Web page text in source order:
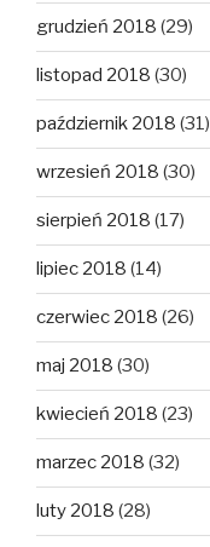
grudzień 2018 (29)
listopad 2018 (30)
październik 2018 (31)
wrzesień 2018 (30)
sierpień 2018 (17)
lipiec 2018 (14)
czerwiec 2018 (26)
maj 2018 (30)
kwiecień 2018 (23)
marzec 2018 (32)
luty 2018 (28)